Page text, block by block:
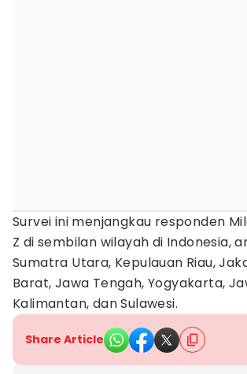
Survei ini menjangkau responden
Z di sembilan wilayah di Indonesia,
Sumatra Utara, Kepulauan Riau,
Barat, Jawa Tengah, Yogyakarta,
Kalimantan, dan Sulawesi.
Share Article